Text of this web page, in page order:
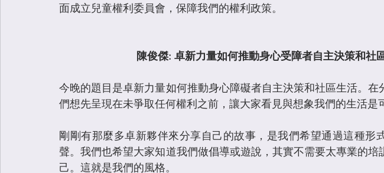
面成立兒童權利委員會，保障我們的權利政策。
陳俊傑: 卓新力量如何推動身心受障者自主決策和社
今晚的題目是卓新力量如何推動身心障礙者自主決策和社區生活。在
們想先呈現在未爭取任何權利之前，讓大家看見與想象我們的生活是
剛剛有那麼多卓新夥伴來分享自己的故事，是我們希望通過這種形
聲。我們也希望大家知道我們做倡導或遊說，其實不需要太專業的培
己。這就是我們的風格。